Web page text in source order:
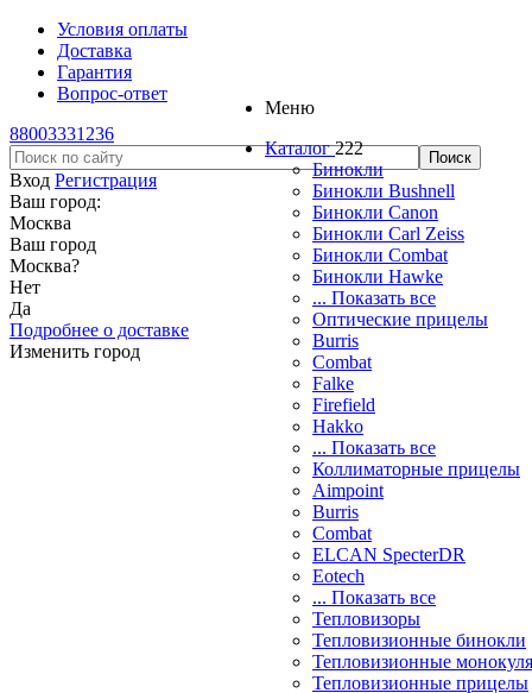
Условия оплаты
Доставка
Гарантия
Вопрос-ответ
88003331236
Вход Регистрация
Ваш город:
Москва
Ваш город
Москва?
Нет
Да
Подробнее о доставке
Изменить город
Меню
Каталог 222
Бинокли
Бинокли Bushnell
Бинокли Canon
Бинокли Carl Zeiss
Бинокли Combat
Бинокли Hawke
... Показать все
Оптические прицелы
Burris
Combat
Falke
Firefield
Hakko
... Показать все
Коллиматорные прицелы
Aimpoint
Burris
Combat
ELCAN SpecterDR
Eotech
... Показать все
Тепловизоры
Тепловизионные бинокли
Тепловизионные
Тепловизионные прицелы